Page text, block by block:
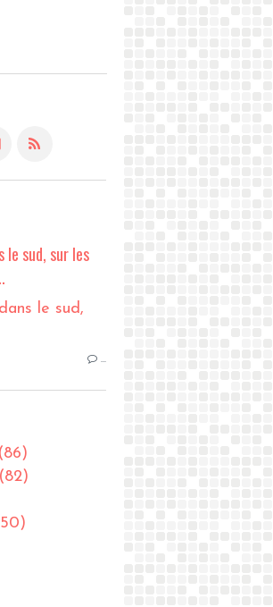
le sud, sur les
…
(86)
(82)